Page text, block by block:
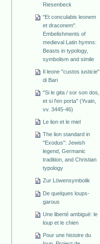
Riesenbeck
"Et conculabis leonem
et draconem".
Embelishments of
medieval Latin hymns:
Beasts in typology,
symbolism and simile
Il leone "custos iusticie"
di Bari
"Si le gita / sor son dos,
et si l'en porta" (Yvain,
vv. 3445-46)
Le lion et le miel
The lion standard in
"Exodus": Jewish
legend, Germanic
tradition, and Christian
typology
Zur Löwensymbolik
De quelques loups-
garous
Une liberté ambiguë: le
loup et le chien
Pour une histoire du